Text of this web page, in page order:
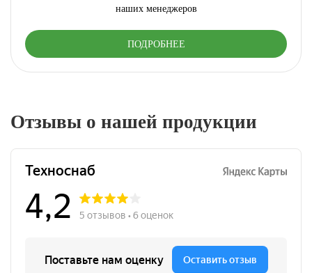
наших менеджеров
ПОДРОБНЕЕ
Отзывы о нашей продукции